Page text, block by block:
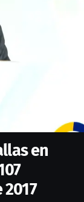
en